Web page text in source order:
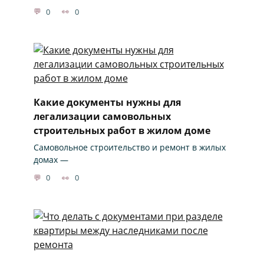
0 0
Какие документы нужны для
легализации самовольных
строительных работ в жилом доме
Самовольное строительство и ремонт в жилых
домах —
0 0